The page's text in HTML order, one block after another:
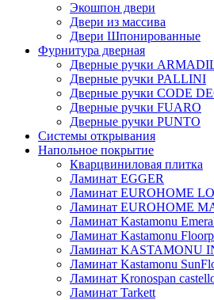
Экошпон двери
Двери из массива
Двери Шпонированные
Фурнитура дверная
Дверные ручки
Дверные ручки PALLINI
Дверные ручки CODE
Дверные ручки FUARO
Дверные ручки PUNTO
Системы открывания
Напольное покрытие
Кварцвиниловая плитка
Ламинат EGGER
Ламинат EUROHOME
Ламинат EUROHOME
Ламинат Kastamonu
Ламинат Kastamonu
Ламинат KASTAMONU
Ламинат Kastamonu
Ламинат Kronospan
Ламинат Tarkett